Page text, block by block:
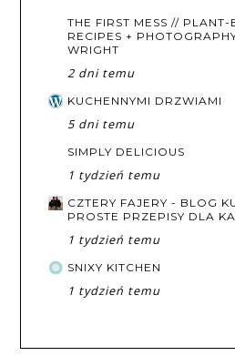
THE FIRST MESS // PLANT-
RECIPES +
WRIGHT
2 dni temu
KUCHENNYMI DRZWIAMI
5 dni temu
SIMPLY DELICIOUS
1 tydzień temu
CZTERY FAJERY - BLOG
PROSTE PRZEPISY DLA
1 tydzień temu
SNIXY KITCHEN
1 tydzień temu